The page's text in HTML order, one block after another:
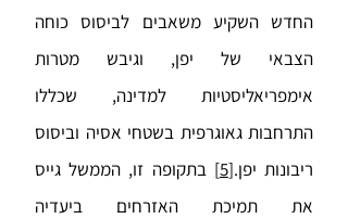
החדש השקיע משאבים לביסוס כוחה
הצבאי של יפן, וגיבש מטרות
אימפריאליסטיות למדינה, שכללו
התרחבות גאוגרפית בשטחי אסיה וביסוס
ריבונות יפן.[5]
בתקופה זו, הממשל גייס
את תמיכת האזרחים ביעדיה